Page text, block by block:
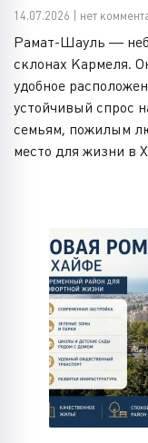
14.07.2026 | нет
Рамат-Шауль —
склонах Кармеля.
удобное
устойчивый спрос
семьям, пожилым
место для жизни в